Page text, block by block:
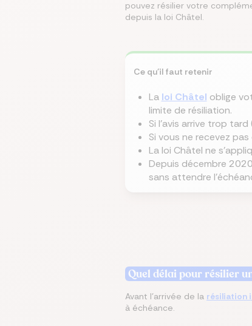
pouvez résilier votre
depuis la loi Châtel.
Ce qu'il faut retenir
La loi Châtel oblige
limite de résiliation.
Si l'avis arrive trop
Si vous ne recevez
La loi Châtel ne
Depuis décembre
sans attendre
Quel délai pour résilier
Avant l’arrivée de la résiliation
à échéance.